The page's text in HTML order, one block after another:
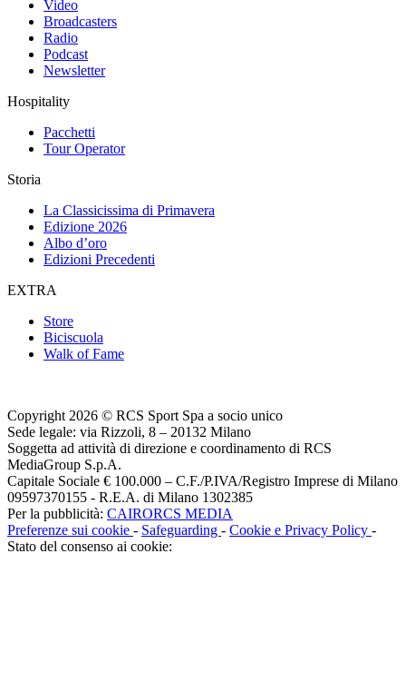
Video
Broadcasters
Radio
Podcast
Newsletter
Hospitality
Pacchetti
Tour Operator
Storia
La Classicissima di Primavera
Edizione 2026
Albo d’oro
Edizioni Precedenti
EXTRA
Store
Biciscuola
Walk of Fame
Copyright 2026 © RCS Sport Spa a socio unico
Sede legale: via Rizzoli, 8 – 20132 Milano
Soggetta ad attività di direzione e coordinamento di RCS
MediaGroup S.p.A.
Capitale Sociale € 100.000 – C.F./P.IVA/Registro Imprese di Milano
09597370155 - R.E.A. di Milano 1302385
Per la pubblicità: CAIRORCS MEDIA
Preferenze sui cookie - Safeguarding - Cookie e Privacy Policy -
Stato del consenso ai cookie: